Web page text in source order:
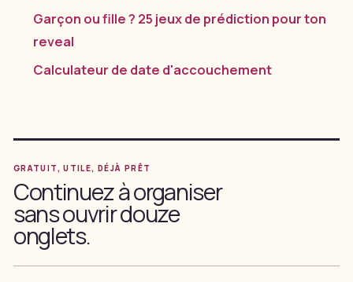
Garçon ou fille ? 25 jeux de prédiction pour ton
reveal
Calculateur de date d'accouchement
GRATUIT, UTILE, DÉJÀ PRÊT
Continuez à organiser
sans ouvrir douze
onglets.